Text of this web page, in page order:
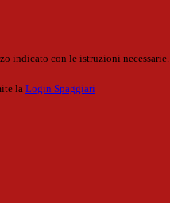
indicato con le istruzioni necessarie.
la Login Spaggiari